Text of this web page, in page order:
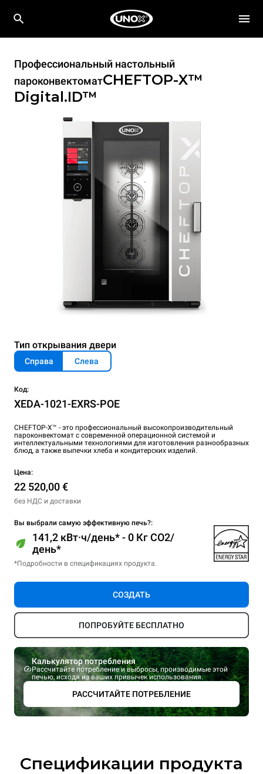
Профессиональный настольный
пароконвектоматCHEFTOP-X™
Digital.ID™
Тип открывания двери
Справа Слева
Код:
XEDA-1021-EXRS-POE
CHEFTOP-X™ - это профессиональный высокопроизводительный
пароконвектомат с современной операционной системой и
интеллектуальными технологиями для изготовления разнообразных
блюд, а также выпечки хлеба и кондитерских изделий.
Цена:
22 520,00 €
без НДС и доставки
Вы выбрали самую эффективную печь?:
141,2 кВт·ч/день* - 0 Кг CO2/
день*
*Подробности в спецификациях продукта.
СОЗДАТЬ
ПОПРОБУЙТЕ БЕСПЛАТНО
Калькулятор потребления
Рассчитайте потребление и выбросы, производимые этой
печью, исходя из ваших привычек использования.
РАССЧИТАЙТЕ ПОТРЕБЛЕНИЕ
Спецификации продукта